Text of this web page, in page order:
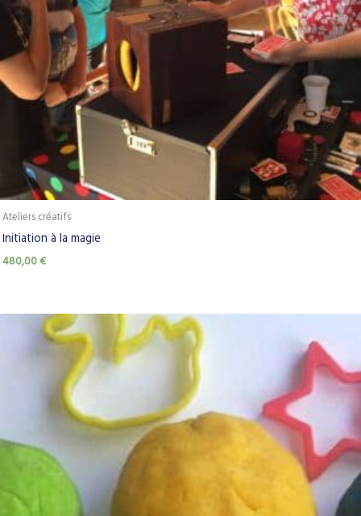
Ateliers créatifs
Initiation à la magie
480,00€